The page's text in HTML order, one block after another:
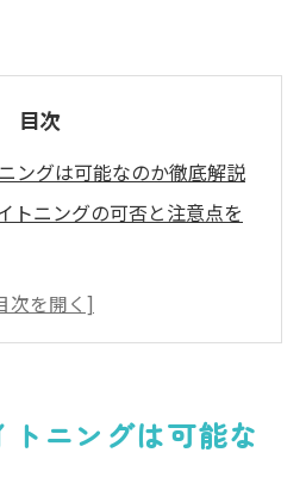
目次
ングは可能なのか徹底解説
トニングの可否と注意点を
ニング最新の施術方法と選
ングの口コミから得られる
ニングは可能な